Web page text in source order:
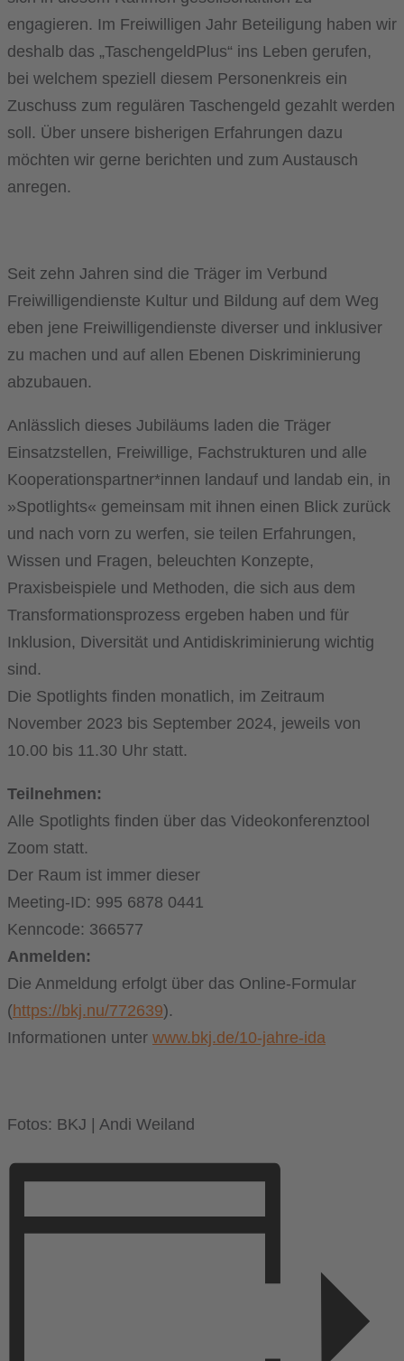
engagieren. Im Freiwilligen Jahr Beteiligung haben wir
deshalb das „TaschengeldPlus“ ins Leben gerufen,
bei welchem speziell diesem Personenkreis ein
Zuschuss zum regulären Taschengeld gezahlt werden
soll. Über unsere bisherigen Erfahrungen dazu
möchten wir gerne berichten und zum Austausch
anregen.
Seit zehn Jahren sind die Träger im Verbund
Freiwilligendienste Kultur und Bildung auf dem Weg
eben jene Freiwilligendienste diverser und inklusiver
zu machen und auf allen Ebenen Diskriminierung
abzubauen.
Anlässlich dieses Jubiläums laden die Träger
Einsatzstellen, Freiwillige, Fachstrukturen und alle
Kooperationspartner*innen landauf und landab ein, in
»Spotlights« gemeinsam mit ihnen einen Blick zurück
und nach vorn zu werfen, sie teilen Erfahrungen,
Wissen und Fragen, beleuchten Konzepte,
Praxisbeispiele und Methoden, die sich aus dem
Transformationsprozess ergeben haben und für
Inklusion, Diversität und Antidiskriminierung wichtig
sind.
Die Spotlights finden monatlich, im Zeitraum
November 2023 bis September 2024, jeweils von
10.00 bis 11.30 Uhr statt.
Teilnehmen:
Alle Spotlights finden über das Videokonferenztool
Zoom statt.
Der Raum ist immer dieser
Meeting-ID: 995 6878 0441
Kenncode: 366577
Anmelden:
Die Anmeldung erfolgt über das Online-Formular
(https://bkj.nu/772639).
Informationen unter www.bkj.de/10-jahre-ida
Fotos: BKJ | Andi Weiland